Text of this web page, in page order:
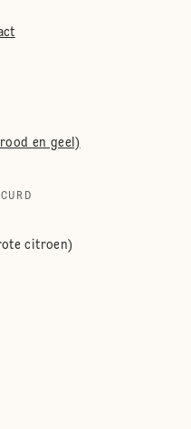
en geel)
citroen)